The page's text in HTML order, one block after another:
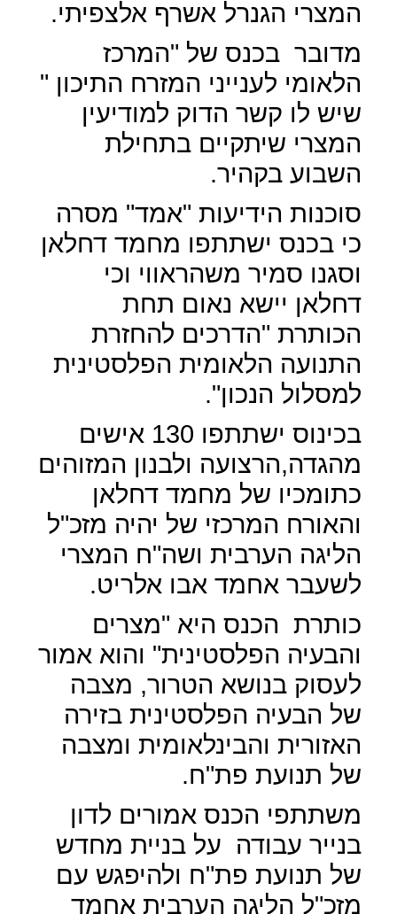
המצרי הגנרל אשרף אלצפיתי.
מדובר בכנס של "המרכז
הלאומי לענייני המזרח התיכון "
שיש לו קשר הדוק למודיעין
המצרי שיתקיים בתחילת
השבוע בקהיר.
סוכנות הידיעות "אמד" מסרה
כי בכנס ישתתפו מחמד דחלאן
וסגנו סמיר משהראווי וכי
דחלאן יישא נאום תחת
הכותרת "הדרכים להחזרת
התנועה הלאומית הפלסטינית
למסלול הנכון".
בכינוס ישתתפו 130 אישים
מהגדה,הרצועה ולבנון המזוהים
כתומכיו של מחמד דחלאן
והאורח המרכזי של יהיה מזכ"ל
הליגה הערבית ושה"ח המצרי
לשעבר אחמד אבו אלריט.
כותרת הכנס היא "מצרים
והבעיה הפלסטינית" והוא אמור
לעסוק בנושא הטרור, מצבה
של הבעיה הפלסטינית בזירה
האזורית והבינלאומית ומצבה
של תנועת פת"ח.
משתתפי הכנס אמורים לדון
בנייר עבודה על בניית מחדש
של תנועת פת"ח ולהיפגש עם
מזכ"ל הליגה הערבית אחמד